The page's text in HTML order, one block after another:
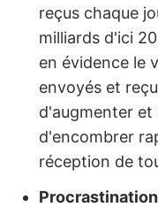
reçus chaque
milliards d'ici
en évidence le
envoyés et
d'augmenter et
d'encombrer
réception de
Procrastination